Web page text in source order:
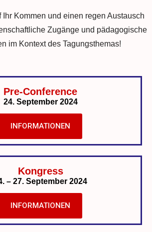
Ihr Kommen und einen regen Austausch
Zugänge und pädagogische
im Kontext des Tagungsthemas!
Pre-Conference
24. September 2024
INFORMATIONEN
Kongress
– 27. September 2024
INFORMATIONEN